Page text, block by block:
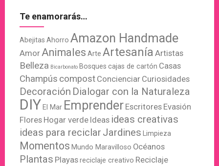
Te enamorarás…
Abejitas Ahorro Amazon Handmade
AmorAnimales Arte Artesanía Artistas
Belleza Bicarbonato Bosques cajas de cartón Casas
Champús compost Concienciar Curiosidades
Decoración Dialogar con la Naturaleza
DIY El Mar Emprender Escritores Evasión
Flores Hogar verde Ideas ideas creativas
ideas para reciclar Jardines Limpieza
Momentos Mundo Maravilloso Océanos
Plantas Playasreciclaje creativo Reciclaje